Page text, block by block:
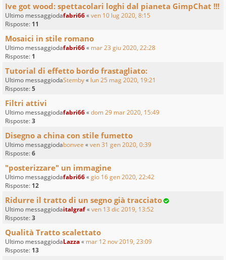
Ive got wood: spettacolari loghi dal pianeta GimpChat !!!
Ultimo messaggiodafabri66«ven 10 lug 2020, 8:15
Risposte: 11
Mosaici in stile romano
Ultimo messaggiodafabri66« mar 23 giu 2020, 22:28
Risposte: 1
Tutorial di effetto bordo frastagliato:
Ultimo messaggiodaStemby« lun 25 mag 2020, 19:21
Risposte:5
Filtri attivi
Ultimo messaggiodafabri66«dom 29 mar 2020, 15:49
Risposte:3
Disegno a china con stile fumetto
Ultimo messaggiodabonvee «ven 31 gen 2020, 0:39
Risposte:6
"posterizzare" un immagine
Ultimo messaggiodafabri66«gio 16 gen 2020, 22:42
Risposte: 12
Ridurre il tratto di un segno già tracciato
Ultimo messaggiodaitalgraf«ven 13 dic 2019, 13:52
Risposte:3
Qualità Tratto scalettato
Ultimo messaggiodaLazza« mar 12 nov 2019, 23:09
Risposte: 13